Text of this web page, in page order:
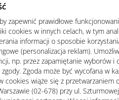
prywatności Notka prawna
zapewnić prawidłowe
cookies w innych celach, w tym
informacji o sposobie
(personalizacja reklam).
np. przez zapamiętanie wyborów i
Zgoda może być wycofana w
cookies wiąże się z
(02-678) przy ul.